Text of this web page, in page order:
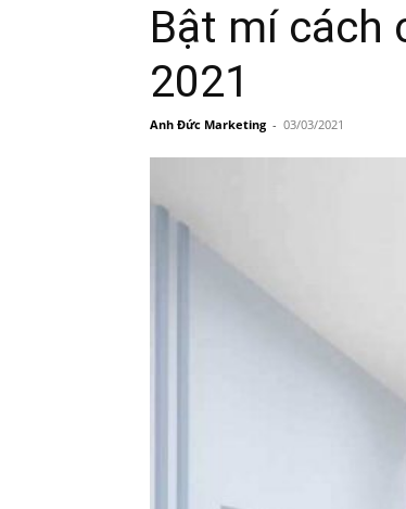
Bật mí cách
2021
Anh Đức Marketing - 03/03/2021